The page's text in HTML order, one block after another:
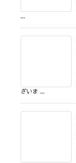
...
ざいま ...